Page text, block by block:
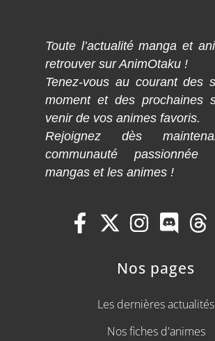
Toute l’actualité manga et
retrouver sur AnimOtaku !
Tenez-vous au courant des
moment et des prochaines
venir de vos animes favoris.
Rejoignez dès
communauté
mangas et les animes !
Nos pages
Les dernières actualités
Nos fiches d'animes